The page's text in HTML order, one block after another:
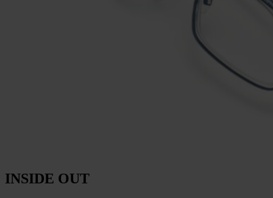
INSIDE OUT